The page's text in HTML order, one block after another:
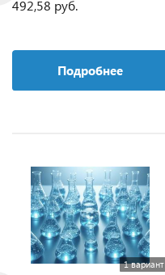
492,58 руб.
Подробнее
1 вариант